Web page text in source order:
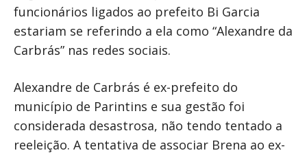
funcionários ligados ao prefeito Bi Garcia
estariam se referindo a ela como “Alexandre da
Carbrás” nas redes sociais.
Alexandre de Carbrás é ex-prefeito do
município de Parintins e sua gestão foi
considerada desastrosa, não tendo tentado a
reeleição. A tentativa de associar Brena ao ex-